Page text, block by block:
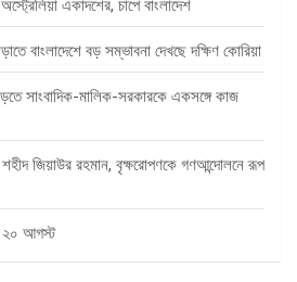
একাদশের, চাপে বাংলাদেশ
বাংলাদেশে বড় সম্ভাবনা দেখছে দক্ষিণ কোরিয়া
সাংবাদিক-মালিক-সরকারকে একসঙ্গে কাজ
জিয়াউর রহমান, বৃক্ষরোপণকে গণআন্দোলনে রূপ
২০ আগস্ট